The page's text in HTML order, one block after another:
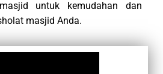
untuk kemudahan dan
masjid Anda.